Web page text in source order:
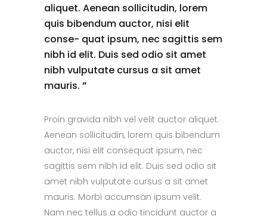
aliquet. Aenean sollicitudin, lorem
quis bibendum auctor, nisi elit
conse- quat ipsum, nec sagittis sem
nibh id elit. Duis sed odio sit amet
nibh vulputate cursus a sit amet
mauris. ”
Proin gravida nibh vel velit auctor aliquet.
Aenean sollicitudin, lorem quis bibendum
auctor, nisi elit consequat ipsum, nec
sagittis sem nibh id elit. Duis sed odio sit
amet nibh vulputate cursus a sit amet
mauris. Morbi accumsan ipsum velit.
Nam nec tellus a odio tincidunt auctor a